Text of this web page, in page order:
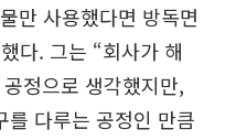
만 사용했다면 방독면
다. 그는 “회사가 해
정으로 생각했지만,
다루는 공정인 만큼